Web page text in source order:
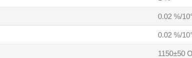
0.02 %/
0.02 %/
1150±50